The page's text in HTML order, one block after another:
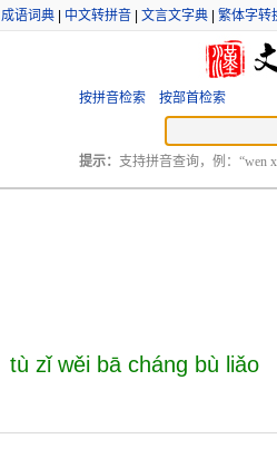
成语词典 中文转拼音 文言文字典 繁体字转
按拼音检索 按部首检索
提示： 支持拼音查询，例：“wen
tù zǐ wěi bā cháng bù liǎo